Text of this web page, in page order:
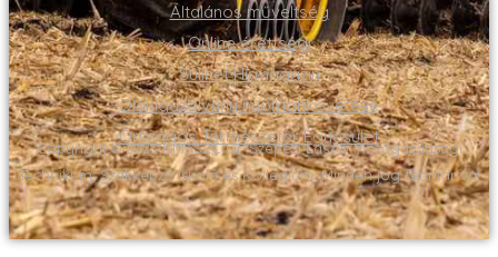
Általános műveltség
Online érettségi
Sulinet Hírmagazin
Diákigazolvány nyomonkövetése
Országos Természetőr Egyesület
Copyright © 2023 KMASZC Dr. Szepesi László Mezőgazdasági
Technikum, Szakképző Iskola és Kollégium. Minden jog fenntartva!